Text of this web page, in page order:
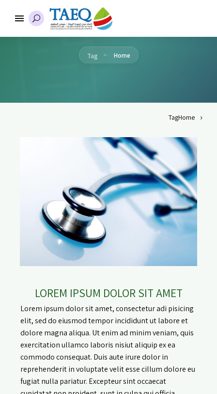
Home
Tag
Home
Tag
LOREM IPSUM DOLOR SIT AMET
Lorem ipsum dolor sit amet, consectetur adi pisicing
elit, sed do eiusmod tempor incididunt ut labore et
dolore magna aliqua. Ut enim ad minim veniam, quis
exercitation ullamco laboris nisiut aliquip ex ea
commodo consequat. Duis aute irure dolor in
reprehenderit in voluptate velit esse cillum dolore eu
fugiat nulla pariatur. Excepteur sint occaecat